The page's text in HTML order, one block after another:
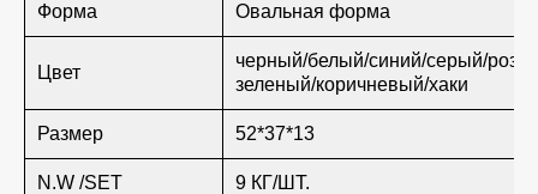
Форма Овальная форма
Цвет
черный/белый/синий/серый/
зеленый/коричневый/хаки
Размер 52*37*13
N.W /SET 9 КГ/ШТ.